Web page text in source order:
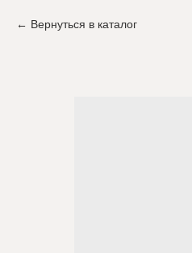
Вернуться в каталог